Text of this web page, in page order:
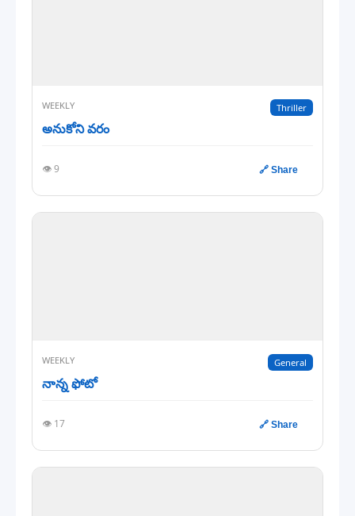
WEEKLY Thriller
అనుకోని వరం
👁️ 9 🔗 Share
WEEKLY General
నాన్న ఫోటో
👁️ 17 🔗 Share